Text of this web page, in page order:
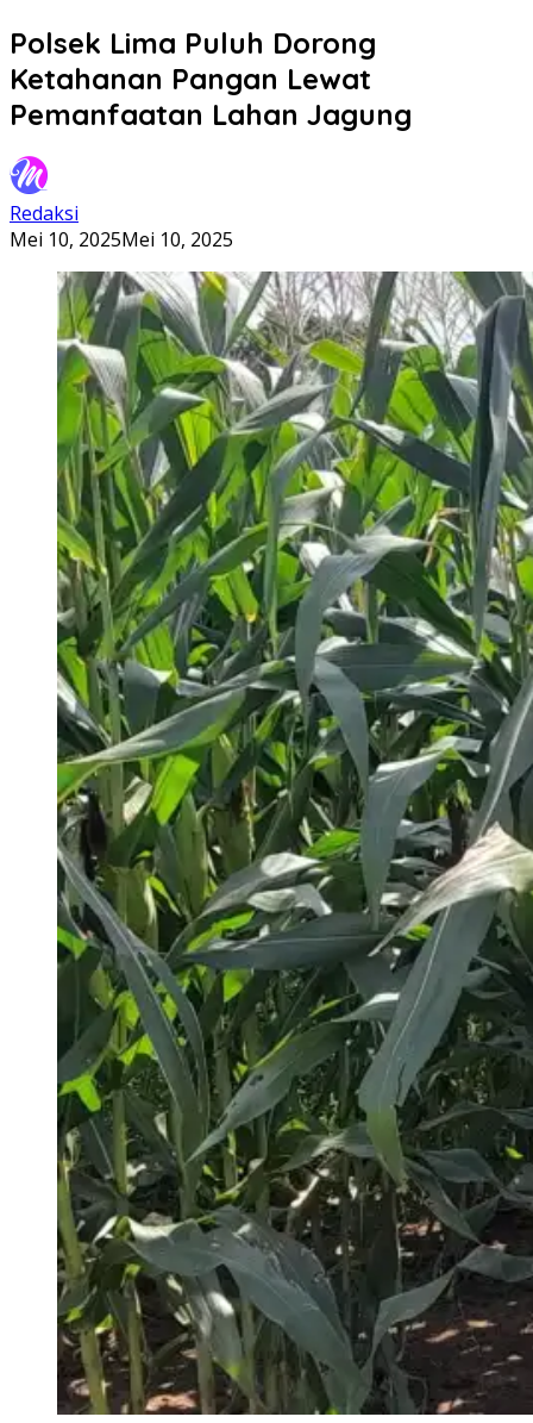
Polsek Lima Puluh Dorong
Ketahanan Pangan Lewat
Pemanfaatan Lahan Jagung
Redaksi
Mei 10, 2025Mei 10, 2025